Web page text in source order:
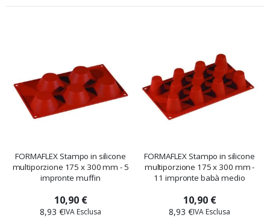
FORMAFLEX Stampo in silicone
multiporzione 175 x 300 mm - 5
impronte muffin
10,90 €
8,93 €
FORMAFLEX Stampo in silicone
multiporzione 175 x 300 mm -
11 impronte babà medio
10,90 €
8,93 €